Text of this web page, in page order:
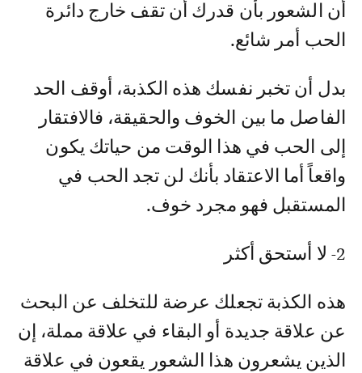
أن الشعور بأن قدرك أن تقف خارج دائرة
الحب أمر شائع.
بدل أن تخبر نفسك هذه الكذبة، أوقف الحد
الفاصل ما بين الخوف والحقيقة، فالافتقار
إلى الحب في هذا الوقت من حياتك يكون
واقعاً أما الاعتقاد بأنك لن تجد الحب في
المستقبل فهو مجرد خوف.
2- لا أستحق أكثر
هذه الكذبة تجعلك عرضة للتخلف عن البحث
عن علاقة جديدة أو البقاء في علاقة مملة، إن
الذين يشعرون هذا الشعور يقعون في علاقة